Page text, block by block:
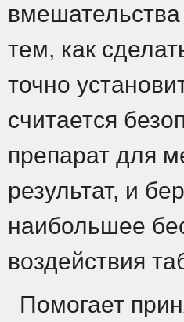
вмешательства
тем, как
точно
считается
препарат для
результат, и
наибольшее
воздействия
Помогает